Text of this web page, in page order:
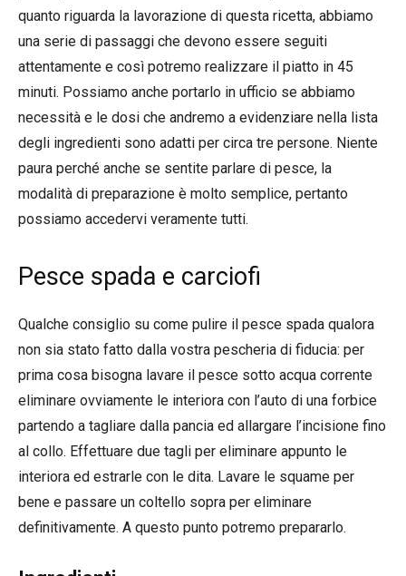
quanto riguarda la lavorazione di questa ricetta, abbiamo
una serie di passaggi che devono essere seguiti
attentamente e così potremo realizzare il piatto in 45
minuti. Possiamo anche portarlo in ufficio se abbiamo
necessità e le dosi che andremo a evidenziare nella lista
degli ingredienti sono adatti per circa tre persone. Niente
paura perché anche se sentite parlare di pesce, la
modalità di preparazione è molto semplice, pertanto
possiamo accedervi veramente tutti.
Pesce spada e carciofi
Qualche consiglio su come pulire il pesce spada qualora
non sia stato fatto dalla vostra pescheria di fiducia: per
prima cosa bisogna lavare il pesce sotto acqua corrente
eliminare ovviamente le interiora con l’auto di una forbice
partendo a tagliare dalla pancia ed allargare l’incisione fino
al collo. Effettuare due tagli per eliminare appunto le
interiora ed estrarle con le dita. Lavare le squame per
bene e passare un coltello sopra per eliminare
definitivamente. A questo punto potremo prepararlo.